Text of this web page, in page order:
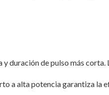
duración de pulso más corta.
a alta potencia garantiza la